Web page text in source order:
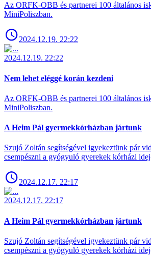
Az ORFK-OBB és partnerei 100 általános
MiniPoliszban.
2024.12.19. 22:22
2024.12.19. 22:22
Nem lehet eléggé korán kezdeni
Az ORFK-OBB és partnerei 100 általános
MiniPoliszban.
A Heim Pál gyermekkórházban jártunk
Szujó Zoltán segítségével igyekeztünk pár
csempészni a gyógyuló gyerekek kórházi
2024.12.17. 22:17
2024.12.17. 22:17
A Heim Pál gyermekkórházban jártunk
Szujó Zoltán segítségével igyekeztünk pár
csempészni a gyógyuló gyerekek kórházi